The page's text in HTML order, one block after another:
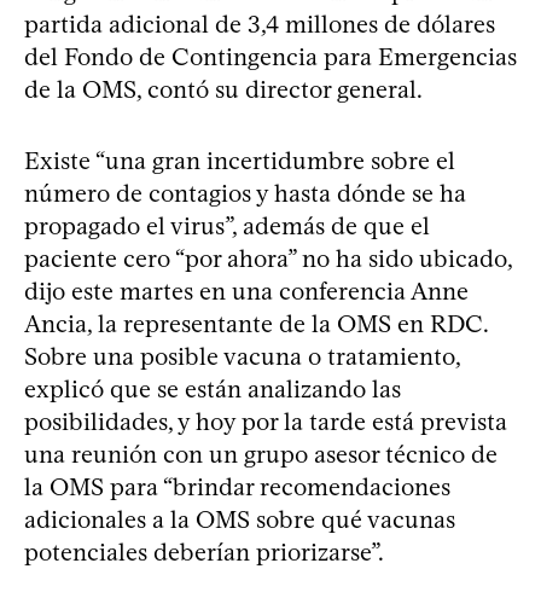
partida adicional de 3,4 millones de dólares
del Fondo de Contingencia para Emergencias
de la OMS, contó su director general.
Existe “una gran incertidumbre sobre el
número de contagios y hasta dónde se ha
propagado el virus”, además de que el
paciente cero “por ahora” no ha sido ubicado,
dijo este martes en una conferencia Anne
Ancia, la representante de la OMS en RDC.
Sobre una posible vacuna o tratamiento,
explicó que se están analizando las
posibilidades, y hoy por la tarde está prevista
una reunión con un grupo asesor técnico de
la OMS para “brindar recomendaciones
adicionales a la OMS sobre qué vacunas
potenciales deberían priorizarse”.